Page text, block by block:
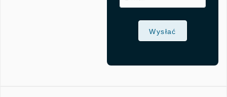
Wysłać